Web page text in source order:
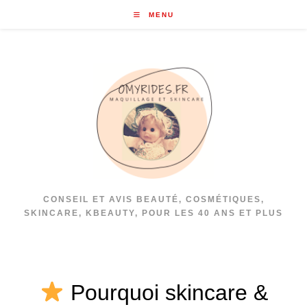
MENU
CONSEIL ET AVIS BEAUTÉ, COSMÉTIQUES,
SKINCARE, KBEAUTY, POUR LES 40 ANS ET PLUS
Pourquoi skincare &